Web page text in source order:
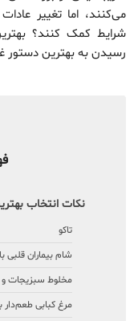
می‌کنند، اما تغییر
شرایط کمک کنند؟
رسیدن به بهترین دستور
نکات انتخاب
تاکو
شام بیماران قلبی
مخلوط سبزیجات
مرغ کبابی طعم‌دار